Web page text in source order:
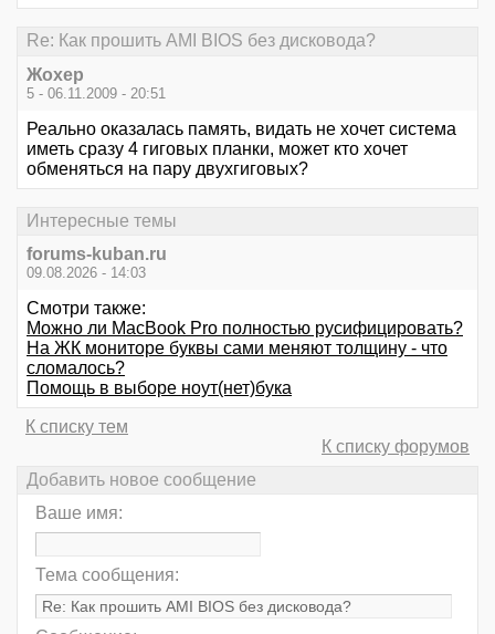
Re: Как прошить AMI BIOS без дисковода?
Жохер
5 - 06.11.2009 - 20:51
Реально оказалась память, видать не хочет система
иметь сразу 4 гиговых планки, может кто хочет
обменяться на пару двухгиговых?
Интересные темы
forums-kuban.ru
09.08.2026 - 14:03
Смотри также:
Можно ли MacBook Pro полностью русифицировать?
На ЖК мониторе буквы сами меняют толщину - что
сломалось?
Помощь в выборе ноут(нет)бука
К списку тем
К списку форумов
Добавить новое сообщение
Ваше имя:
Тема сообщения: